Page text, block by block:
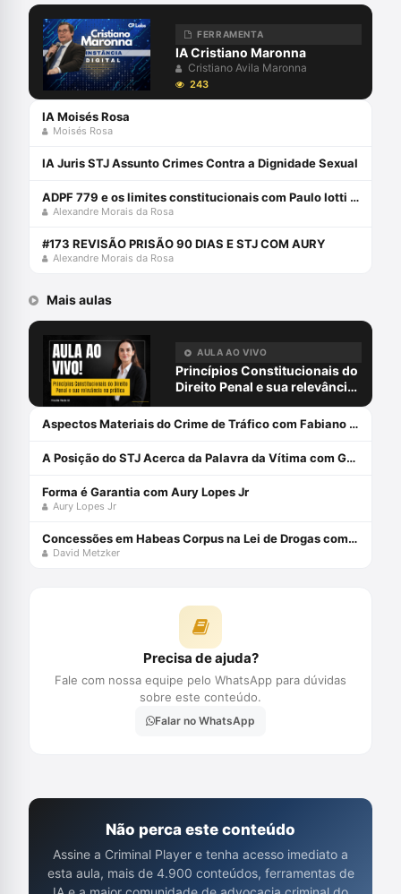
FERRAMENTA
IA Cristiano Maronna
Cristiano Avila Maronna
243
IA Moisés Rosa
Moisés Rosa
IA Juris STJ Assunto Crimes Contra a Dignidade Sexual
ADPF 779 e os limites constitucionais com Paulo Iotti e Alexandre Morais da Rosa
Alexandre Morais da Rosa
#173 REVISÃO PRISÃO 90 DIAS E STJ COM AURY
Alexandre Morais da Rosa
Mais aulas
AULA AO VIVO
Princípios Constitucionais do
Direito Penal e sua relevância
Sá
Aspectos Materiais do Crime de Tráfico com Fabiano Lopes
A Posição do STJ Acerca da Palavra da Vítima com Gabriela Bemfica
Forma é Garantia com Aury Lopes Jr
Aury Lopes Jr
Concessões em Habeas Corpus na Lei de Drogas com David Metzker
David Metzker
Precisa de ajuda?
Fale com nossa equipe pelo WhatsApp para dúvidas
sobre este conteúdo.
Falar no WhatsApp
Não perca este conteúdo
Assine a Criminal Player e tenha acesso imediato a
esta aula, mais de 4.900 conteúdos, ferramentas de